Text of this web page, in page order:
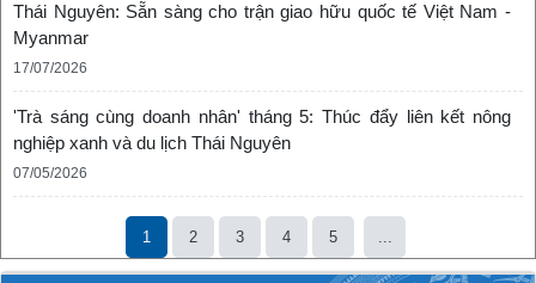
Thái Nguyên: Sẵn sàng cho trận giao hữu quốc tế Việt Nam -
Myanmar
17/07/2026
'Trà sáng cùng doanh nhân' tháng 5: Thúc đẩy liên kết nông
nghiệp xanh và du lịch Thái Nguyên
07/05/2026
1 2 3 4 5 ...